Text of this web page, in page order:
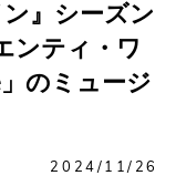
』シーズン
ンティ・ワ
のミュージ
2024/11/26